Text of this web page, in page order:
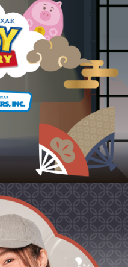
（以下簡稱本公司）所提供，讓
務，並由商店將買賣／分期付款
司帳單繳交帳款。
約關係目的，商店將以您的個人
大哥大進項蒐集、處理及利用，
之確認、核對及更正。
https://oppay.tw/userRule
方視為交易完成。
，但若您需要取消訂單，請聯絡
仍視為有效，需透過AFTEE先享
之結帳頁面顯示為準，若有關於
疑問，請聯繫「AFTEE先享後付
support/home
AFTEE先享後付」服務完成之交
，並將交易相關給付款項請求債
址：
人或監護人之同意方可使用
引起之損失，本公司不負相關責
個別帳號之用戶狀況，依本公司即
足之情形，本公司將視審查結果
註冊。若發現惡意使用之情形，
使用額度並採取法律行動。
運費
運費
運費
費
運費
查看運費